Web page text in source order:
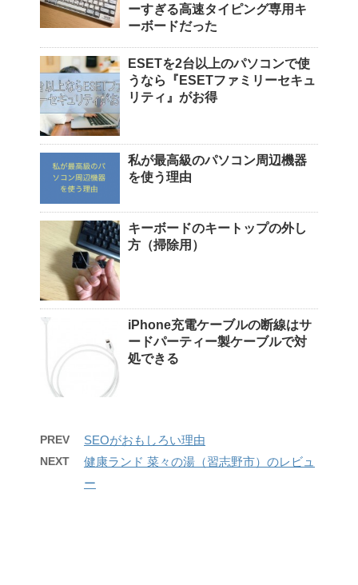
ーすぎる高速タイピング専用キ
ーボードだった
ESETを2台以上のパソコンで使
うなら『ESETファミリーセキュ
リティ』がお得
私が最高級のパソコン周辺機器
を使う理由
キーボードのキートップの外し
方（掃除用）
iPhone充電ケーブルの断線はサ
ードパーティー製ケーブルで対
処できる
PREV SEOがおもしろい理由
NEXT
健康ランド 菜々の湯（習志野市）のレビュ
ー